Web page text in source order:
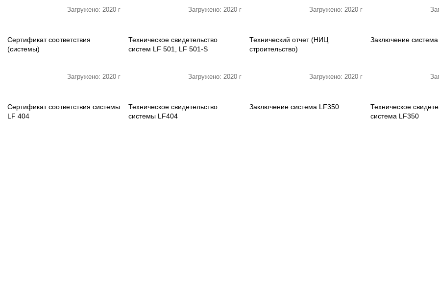
Загружено: 2020 г
Сертификат соответствия
(системы)
Загружено: 2020 г
Техническое свидетельство
систем LF 501, LF 501-S
Загружено: 2020 г
Технический отчет (НИЦ
строительство)
Заключение
Загружено: 2020 г
Сертификат соответствия системы
LF 404
Загружено: 2020 г
Техническое свидетельство
системы LF404
Загружено: 2020 г
Заключение система LF350
Техническое
система LF350